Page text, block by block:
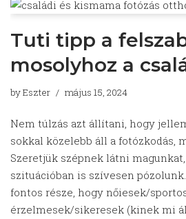
Tuti tipp a
mosolyhoz a
byEszter május 15, 2024
Nem túlzás azt állítani, hogy
sokkal közelebb áll a fotózkodás,
Szeretjük szépnek látni
szituációban is szívesen
fontos része, hogy nőiesek/
érzelmesek/sikeresek (kinek mi